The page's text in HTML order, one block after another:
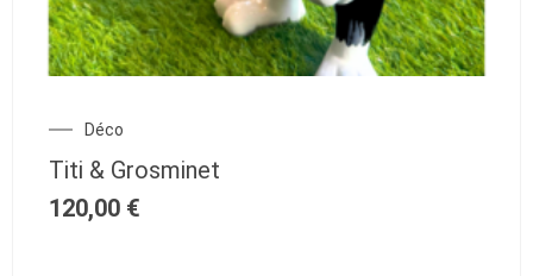
Déco
Titi & Grosminet
120,00 €